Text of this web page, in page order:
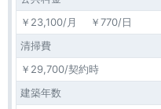
￥23,100/月 ￥770/日
清掃費
￥29,700/契約時
建築年数